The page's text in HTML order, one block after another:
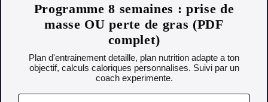
Programme 8 semaines : prise de
masse OU perte de gras (PDF
complet)
Plan d'entrainement detaille, plan nutrition adapte a ton
objectif, calculs caloriques personnalises. Suivi par un
coach experimente.